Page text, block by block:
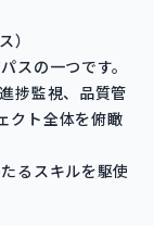
）
スの一つです。
捗監視、品質管
クト全体を俯瞰
るスキルを駆使